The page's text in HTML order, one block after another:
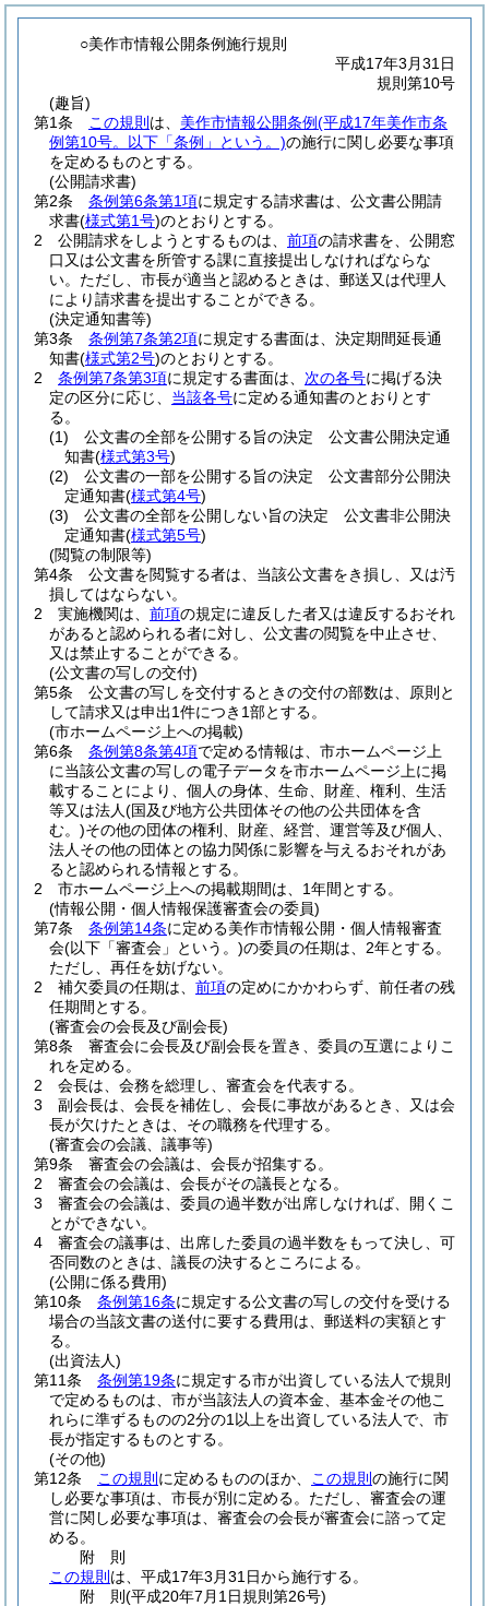
○美作市情報公開条例施行規則
平成17年3月31日
規則第10号
(趣旨)
第1条
この規則 は、 美作市情報公開条例(平成17年美作市条
例第10号。以下「条例」という。)の施行に関し必要な事項
を定めるものとする。
(公開請求書)
第2条
条例第6条第1項に規定する請求書は、公文書公開請
求書(様式第1号)のとおりとする。
2
公開請求をしようとするものは、 前項の請求書を、公開窓
口又は公文書を所管する課に直接提出しなければならな
い。 ただし、市長が適当と認めるときは、郵送又は代理人
により請求書を提出することができる。
(決定通知書等)
第3条
条例第7条第2項に規定する書面は、決定期間延長通
知書(様式第2号)のとおりとする。
2
条例第7条第3項に規定する書面は、 次の各号に掲げる決
定の区分に応じ、 当該各号に定める通知書のとおりとす
る。
(1)
公文書の全部を公開する旨の決定 公文書公開決定通
知書(様式第3号)
(2)
公文書の一部を公開する旨の決定 公文書部分公開決
定通知書(様式第4号)
(3)
公文書の全部を公開しない旨の決定 公文書非公開決
定通知書(様式第5号)
(閲覧の制限等)
第4条
公文書を閲覧する者は、当該公文書をき損し、又は汚
損してはならない。
2
実施機関は、 前項の規定に違反した者又は違反するおそれ
があると認められる者に対し、公文書の閲覧を中止させ、
又は禁止することができる。
(公文書の写しの交付)
第5条
公文書の写しを交付するときの交付の部数は、原則と
して請求又は申出1件につき1部とする。
(市ホームページ上への掲載)
第6条
条例第8条第4項で定める情報は、市ホームページ上
に当該公文書の写しの電子データを市ホームページ上に掲
載することにより、個人の身体、生命、財産、権利、生活
等又は法人(国及び地方公共団体その他の公共団体を含
む。)その他の団体の権利、財産、経営、運営等及び個人、
法人その他の団体との協力関係に影響を与えるおそれがあ
ると認められる情報とする。
2
市ホームページ上への掲載期間は、1年間とする。
(情報公開・個人情報保護審査会の委員)
第7条
条例第14条に定める美作市情報公開・個人情報審査
会(以下「審査会」という。)の委員の任期は、2年とする。
ただし、再任を妨げない。
2
補欠委員の任期は、 前項の定めにかかわらず、前任者の残
任期間とする。
(審査会の会長及び副会長)
第8条
審査会に会長及び副会長を置き、委員の互選によりこ
れを定める。
2
会長は、会務を総理し、審査会を代表する。
3
副会長は、会長を補佐し、会長に事故があるとき、又は会
長が欠けたときは、その職務を代理する。
(審査会の会議、議事等)
第9条
審査会の会議は、会長が招集する。
2
審査会の会議は、会長がその議長となる。
3
審査会の会議は、委員の過半数が出席しなければ、開くこ
とができない。
4
審査会の議事は、出席した委員の過半数をもって決し、可
否同数のときは、議長の決するところによる。
(公開に係る費用)
第10条
条例第16条に規定する公文書の写しの交付を受ける
場合の当該文書の送付に要する費用は、郵送料の実額とす
る。
(出資法人)
第11条
条例第19条に規定する市が出資している法人で規則
で定めるものは、市が当該法人の資本金、基本金その他こ
れらに準ずるものの2分の1以上を出資している法人で、市
長が指定するものとする。
(その他)
第12条
この規則 に定めるもののほか、 この規則 の施行に関
し必要な事項は、市長が別に定める。 ただし、審査会の運
営に関し必要な事項は、審査会の会長が審査会に諮って定
める。
附 則
この規則 は、平成17年3月31日から施行する。
附 則(平成20年7月1日規則第26号)